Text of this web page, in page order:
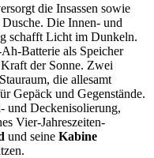
die Insassen sowie
Die Innen- und
schafft Licht im Dunkeln.
Batterie als Speicher
der Sonne. Zwei
die allesamt
Gepäck und Gegenstände.
und Deckenisolierung,
Vier-Jahreszeiten-
und seine Kabine